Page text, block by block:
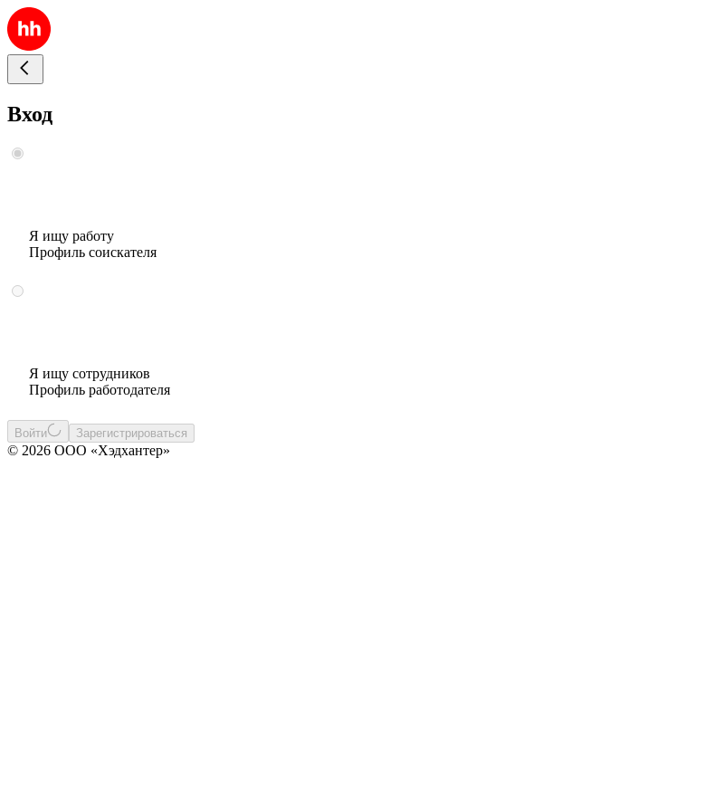
Вход
Я ищу работу
Профиль соискателя
Я ищу сотрудников
Профиль работодателя
Войти Зарегистрироваться
© 2026 ООО «Хэдхантер»